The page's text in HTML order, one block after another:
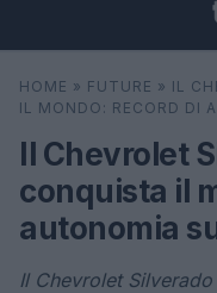
Cerca
HOME » FUTURE » IL
IL MONDO: RECORD DI
Il Chevrolet
conquista il
autonomia
Il Chevrolet